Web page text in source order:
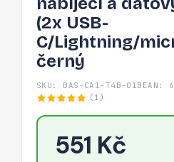
(2x USB-
C/Lightning/
černý
SKU: BAS-CA1-T4B-01B EAN:
(1)
551 Kč